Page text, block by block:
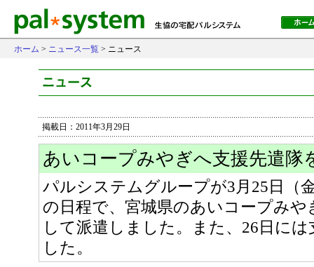
ホーム > ニュース一覧 > ニュース
掲載日：2011年3月29日
あいコープみやぎへ支援先遣隊
パルシステムグループが3月25日（
の日程で、宮城県のあいコープみや
して派遣しました。また、26日に
した。